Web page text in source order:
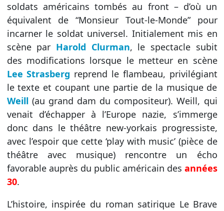
soldats américains tombés au front – d’où un
équivalent de “Monsieur Tout-le-Monde” pour
incarner le soldat universel. Initialement mis en
scène par Harold Clurman, le spectacle subit
des modifications lorsque le metteur en scène
Lee Strasberg reprend le flambeau, privilégiant
le texte et coupant une partie de la musique de
Weill(au grand dam du compositeur). Weill, qui
venait d’échapper à l’Europe nazie, s’immerge
donc dans le théâtre new-yorkais progressiste,
avec l’espoir que cette ‘play with music’ (pièce de
théâtre avec musique) rencontre un écho
favorable auprès du public américain des années
30.
L’histoire, inspirée du roman satirique Le Brave